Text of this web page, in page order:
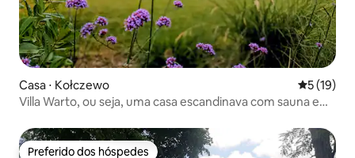
Casa ⋅ Kołczewo 5 de uma
5 (19)
Villa Warto, ou seja, uma casa escandinava com sauna e
Preferido dos hóspedes